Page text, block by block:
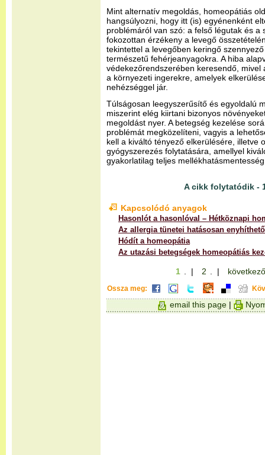
Mint alternatív megoldás, homeopátiás
hangsúlyozni, hogy itt (is) egyénenként
problémáról van szó: a felső légutak és a
fokozottan érzékeny a levegő
tekintettel a levegőben keringő
természetű fehérjeanyagokra. A hiba
védekezőrendszerében keresendő, mivel
a környezeti ingerekre, amelyek
nehézséggel jár.
Túlságosan leegyszerűsítő és egyoldalú
miszerint elég kiirtani bizonyos
megoldást nyer. A betegség kezelése
problémát megközelíteni, vagyis a
kell a kiváltó tényező elkerülésére, illetve
gyógyszerezés folytatására, amellyel
gyakorlatilag teljes
A cikk folytatódik -
Kapcsolódó anyagok
Hasonlót a hasonlóval – Hétköznapi
Az allergia tünetei hatásosan
Hódít a homeopátia
Az utazási betegségek homeopátiás
1 . | 2 . |
Ossza meg:
email this page |